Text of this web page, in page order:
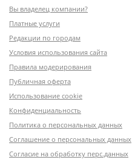
Вы владелец компании?
Платные услуги
Редакции по городам
Условия использования сайта
Правила модерирования
Публичная оферта
Использование cookie
Конфиденциальность
Политика о персональных данных
Соглашение о персональных данных
Согласие на обработку перс.данных